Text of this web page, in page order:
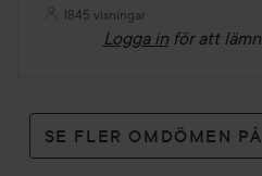
1845 visningar
Logga in för att
SE FLER OMDÖMEN